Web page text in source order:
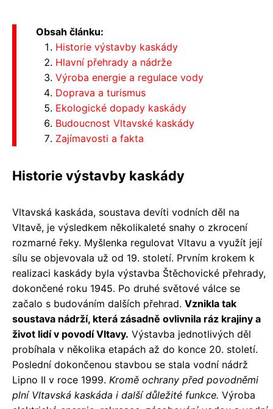
Obsah článku:
Historie výstavby kaskády
Hlavní přehrady a nádrže
Výroba energie a regulace vody
Doprava a turismus
Ekologické dopady kaskády
Budoucnost Vltavské kaskády
Zajímavosti a fakta
Historie výstavby kaskády
Vltavská kaskáda, soustava devíti vodních děl na
Vltavě, je výsledkem několikaleté snahy o zkrocení
rozmarné řeky. Myšlenka regulovat Vltavu a využít její
sílu se objevovala už od 19. století. Prvním krokem k
realizaci kaskády byla výstavba Štěchovické přehrady,
dokončené roku 1945. Po druhé světové válce se
začalo s budováním dalších přehrad. Vznikla tak
soustava nádrží, která zásadně ovlivnila ráz krajiny a
život lidí v povodí Vltavy. Výstavba jednotlivých děl
probíhala v několika etapách až do konce 20. století.
Poslední dokončenou stavbou se stala vodní nádrž
Lipno II v roce 1999. Kromě ochrany před povodněmi
plní Vltavská kaskáda i další důležité funkce. Výroba